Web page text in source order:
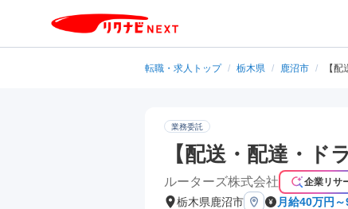
転職・求人トップ / 栃木県 / 鹿沼市 / 【
業務委託
【配送・配達・ド
ルーターズ株式会社 企業リサ
栃木県鹿沼市 月給40万円